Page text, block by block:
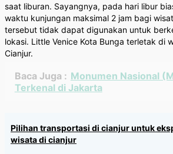
saat liburan. Sayangnya, pada hari libur
waktu kunjungan maksimal 2 jam bagi
tersebut tidak dapat digunakan untuk
lokasi. Little Venice Kota Bunga terletak di
Cianjur.
Baca Juga : Monumen Nasional
Terkenal di Jakarta
Pilihan transportasi di cianjur untuk
wisata di cianjur